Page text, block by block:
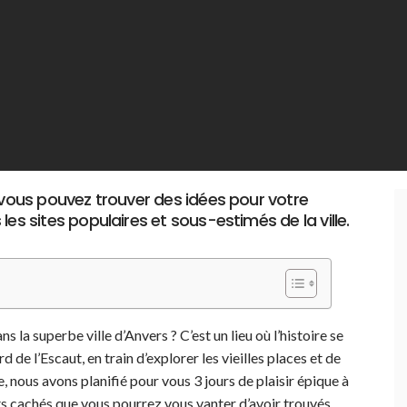
pouvez trouver des idées pour votre
sites populaires et sous-estimés de la ville.
superbe ville d’Anvers ? C’est un lieu où l’histoire se
de l’Escaut, en train d’explorer les vieilles places et de
nous avons planifié pour vous 3 jours de plaisir épique à
que vous pourrez vous vanter d’avoir trouvés,